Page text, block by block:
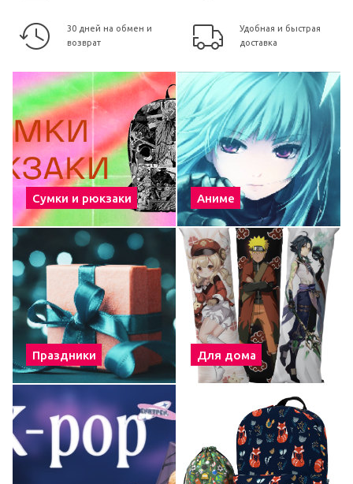
30 дней на обмен и
возврат
Удобная и быстрая
доставка
Сумки и рюкзаки Аниме
Праздники Для дома